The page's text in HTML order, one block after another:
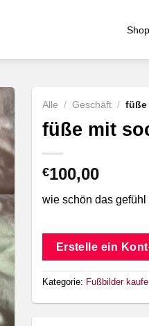
Shop
Alle / Geschäft / füße
füße mit
€100,00
wie schön das
Erstelle ein
Kategorie: Fußbilder